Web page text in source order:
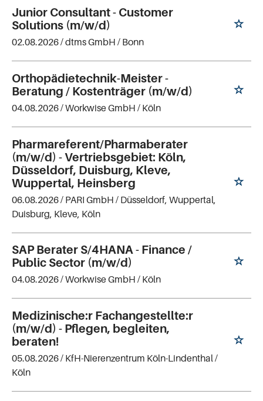
Junior Consultant - Customer
Solutions (m/w/d)
02.08.2026 /dtms GmbH / Bonn
Orthopädietechnik-Meister -
Beratung / Kostenträger (m/w/d)
04.08.2026 /Workwise GmbH / Köln
Pharmareferent/Pharmaberater
(m/w/d) - Vertriebsgebiet: Köln,
Düsseldorf, Duisburg, Kleve,
Wuppertal, Heinsberg
06.08.2026 / PARI GmbH / Düsseldorf, Wuppertal,
Duisburg, Kleve, Köln
SAP Berater S/4HANA - Finance /
Public Sector (m/w/d)
04.08.2026 /Workwise GmbH / Köln
Medizinische:r Fachangestellte:r
(m/w/d) - Pflegen, begleiten,
beraten!
05.08.2026 / KfH-Nierenzentrum Köln-Lindenthal/
Köln